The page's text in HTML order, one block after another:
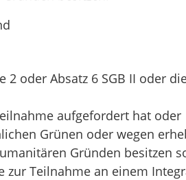
2 oder Absatz 6 SGB II oder
aufgefordert hat oder
Grünen oder wegen
Gründen besitzen
zur Teilnahme an einem